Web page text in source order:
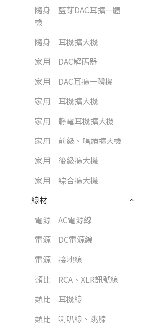
隨身｜藍芽DAC耳擴一體
機
隨身｜耳機擴大機
家用｜DAC解碼器
家用｜DAC耳擴一體機
家用｜耳機擴大機
家用｜靜電耳機擴大機
家用｜前級、唱頭擴大機
家用｜後級擴大機
家用｜綜合擴大機
線材
電源｜AC電源線
電源｜DC電源線
電源｜接地線
類比｜RCA、XLR訊號線
類比｜耳機線
類比｜喇叭線、跳腺